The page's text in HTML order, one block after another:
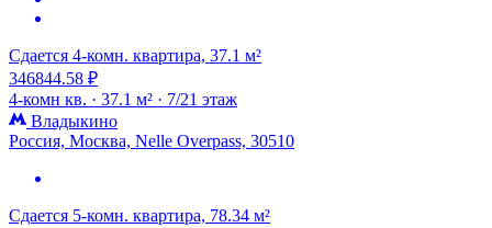
Сдается 4-комн. квартира, 37.1 м²
346844.58 ₽
4-комн кв. · 37.1 м² · 7/21 этаж
Владыкино
Россия, Москва, Nelle Overpass, 30510
Сдается 5-комн. квартира, 78.34 м²